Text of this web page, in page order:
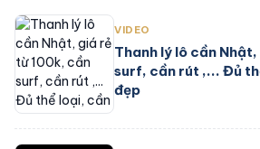
VIDEO
Thanh lý lô cần
surf, cần rút ,... Đủ
đẹp